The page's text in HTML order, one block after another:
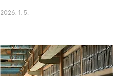
Park.pdfOntology and Self-Certainty
in the prasannapada (by Bibhuti S.
2026. 1. 5.